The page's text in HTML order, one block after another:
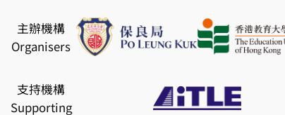
content
主辦機構
Organisers
支持機構
Supporting